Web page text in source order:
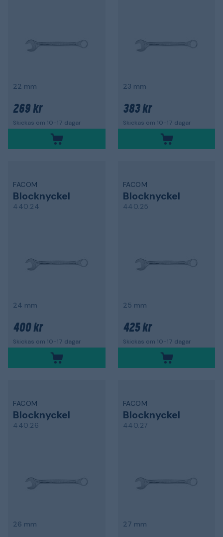
22 mm
269 kr
Skickas om 10-17 dagar
23 mm
383 kr
Skickas om 10-17 dagar
FACOM
Blocknyckel
440.24
24 mm
400 kr
Skickas om 10-17 dagar
FACOM
Blocknyckel
440.25
25 mm
425 kr
Skickas om 10-17 dagar
FACOM
Blocknyckel
440.26
26 mm
FACOM
Blocknyckel
440.27
27 mm